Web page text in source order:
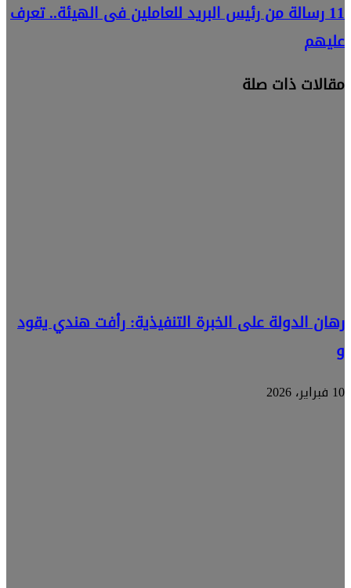
11 رسالة من رئيس البريد للعاملين فى الهيئة.. تعرف
عليهم
مقالات ذات صلة
رهان الدولة على الخبرة التنفيذية: رأفت هندي يقود
و
10 فبراير، 2026